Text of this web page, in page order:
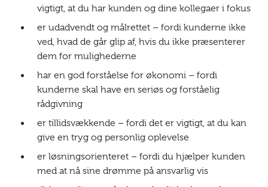
vigtigt, at du har kunden og dine kollegaer i fokus
er udadvendt og målrettet – fordi kunderne ikke
ved, hvad de går glip af, hvis du ikke præsenterer
dem for mulighederne
har en god forståelse for økonomi – fordi
kunderne skal have en seriøs og forståelig
rådgivning
er tillidsvækkende – fordi det er vigtigt, at du kan
give en tryg og personlig oplevelse
er løsningsorienteret – fordi du hjælper kunden
med at nå sine drømme på ansvarlig vis